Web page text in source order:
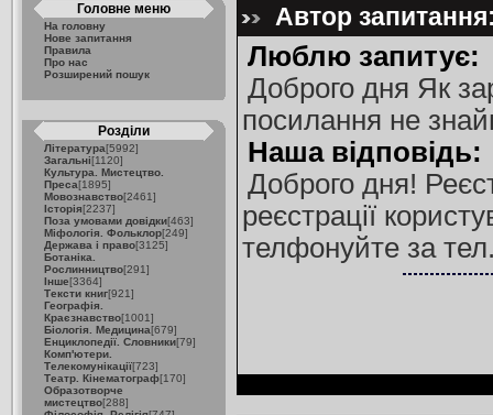
Головне меню
На головну
Нове запитання
Правила
Про нас
Розширений пошук
Розділи
Література[5992]
Загальні[1120]
Культура. Мистецтво.
Преса[1895]
Мовознавство[2461]
Історія[2237]
Поза умовами довідки[463]
Міфологія. Фольклор[249]
Держава і право[3125]
Ботаніка.
Рослинництво[291]
Інше[3364]
Тексти книг[921]
Географія.
Краєзнавство[1001]
Біологія. Медицина[679]
Енциклопедії. Словники[79]
Комп'ютери.
Телекомунікації[723]
Театр. Кінематограф[170]
Образотворче
мистецтво[288]
Автор
Люблю запитує:
Доброго дня Як
посилання не
Наша відповідь:
Доброго дня!
реєстрації
телфонуйте за